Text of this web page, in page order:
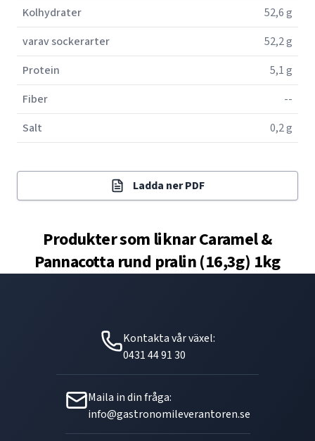
Kolhydrater
52,6 g
varav sockerarter
52,2 g
Protein
5,1 g
Fiber
--
Salt
0,2 g
Ladda ner PDF
Produkter som liknarCaramel &
Pannacotta rund pralin (16,3g) 1kg
Kontakta vår växel:
0431 44 91 30
Maila in din fråga:
info@gastronomileverantoren.se